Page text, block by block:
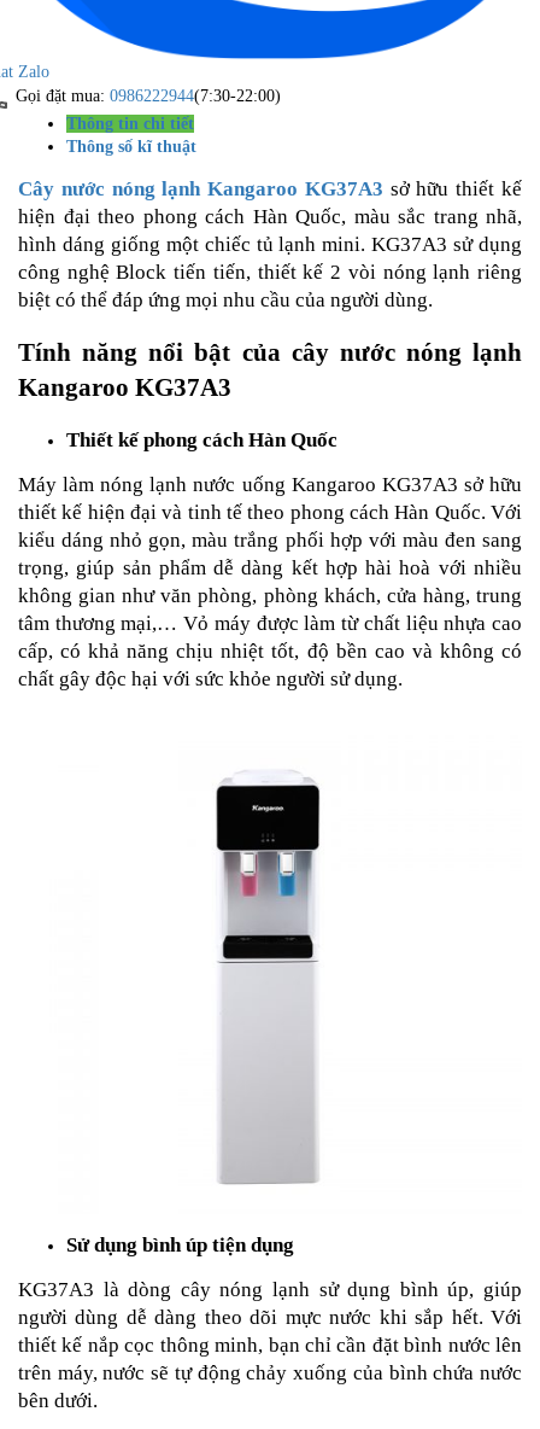
Zalo
Gọi đặt mua: 0986222944(7:30-22:00)
Thông tin chi tiết
Thông số kĩ thuật
Cây nước nóng lạnh Kangaroo KG37A3 sở hữu thiết kế
hiện đại theo phong cách Hàn Quốc, màu sắc trang nhã,
hình dáng giống một chiếc tủ lạnh mini. KG37A3 sử dụng
công nghệ Block tiến tiến, thiết kế 2 vòi nóng lạnh riêng
biệt có thể đáp ứng mọi nhu cầu của người dùng.
Tính năng nổi bật của cây nước nóng lạnh
Kangaroo KG37A3
Thiết kế phong cách Hàn Quốc
Máy làm nóng lạnh nước uống Kangaroo KG37A3 sở hữu
thiết kế hiện đại và tinh tế theo phong cách Hàn Quốc. Với
kiểu dáng nhỏ gọn, màu trắng phối hợp với màu đen sang
trọng, giúp sản phẩm dễ dàng kết hợp hài hoà với nhiều
không gian như văn phòng, phòng khách, cửa hàng, trung
tâm thương mại,… Vỏ máy được làm từ chất liệu nhựa cao
cấp, có khả năng chịu nhiệt tốt, độ bền cao và không có
chất gây độc hại với sức khỏe người sử dụng.
Sử dụng bình úp tiện dụng
KG37A3 là dòng cây nóng lạnh sử dụng bình úp, giúp
người dùng dễ dàng theo dõi mực nước khi sắp hết. Với
thiết kế nắp cọc thông minh, bạn chỉ cần đặt bình nước lên
trên máy, nước sẽ tự động chảy xuống của bình chứa nước
bên dưới.